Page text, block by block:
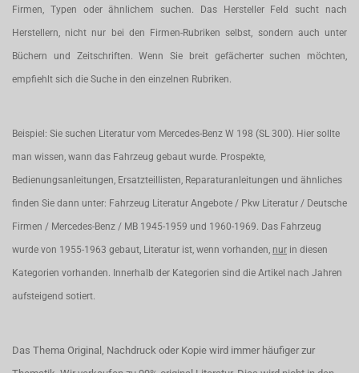
Firmen, Typen oder ähnlichem suchen. Das Hersteller Feld sucht nach
Herstellern, nicht nur bei den Firmen-Rubriken selbst, sondern auch unter
Büchern und Zeitschriften. Wenn Sie breit gefächerter suchen möchten,
empfiehlt sich die Suche in den einzelnen Rubriken.
Beispiel: Sie suchen Literatur vom Mercedes-Benz W 198 (SL 300). Hier sollte
man wissen, wann das Fahrzeug gebaut wurde. Prospekte,
Bedienungsanleitungen, Ersatzteillisten, Reparaturanleitungen und ähnliches
finden Sie dann unter: Fahrzeug Literatur Angebote / Pkw Literatur / Deutsche
Firmen / Mercedes-Benz / MB 1945-1959 und 1960-1969. Das Fahrzeug
wurde von 1955-1963 gebaut, Literatur ist, wenn vorhanden, nur in diesen
Kategorien vorhanden. Innerhalb der Kategorien sind die Artikel nach Jahren
aufsteigend sotiert.
Das Thema Original, Nachdruck oder Kopie wird immer häufiger zur